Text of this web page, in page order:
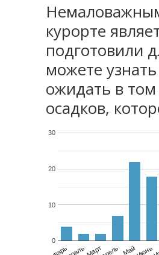
курорте
подготовили
можете
ожидать в
осадков,
Март МайИюнь
0
10
20
30